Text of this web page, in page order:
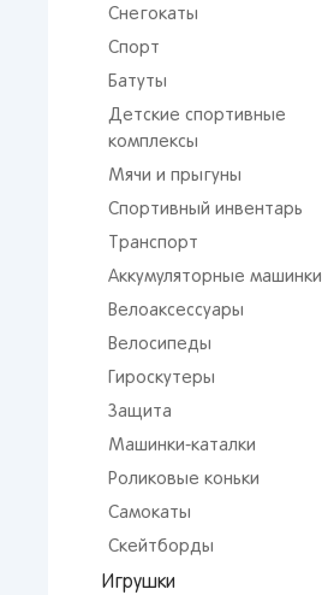
Снегокаты
Спорт
Батуты
Детские спортивные
комплексы
Мячи и прыгуны
Спортивный инвентарь
Транспорт
Аккумуляторные машинки
Велоаксессуары
Велосипеды
Гироскутеры
Защита
Машинки-каталки
Роликовые коньки
Самокаты
Скейтборды
Игрушки